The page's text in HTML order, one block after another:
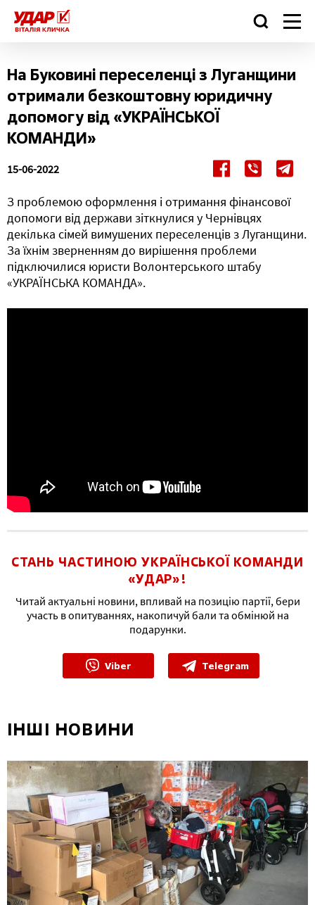
На Буковині переселенці з Луганщини
отримали безкоштовну юридичну
допомогу від «УКРАЇНСЬКОЇ
КОМАНДИ»
15-06-2022
З проблемою оформлення і отримання фінансової
допомоги від держави зіткнулися у Чернівцях
декілька сімей вимушених переселенців з Луганщини.
За їхнім зверненням до вирішення проблеми
підключилися юристи Волонтерського штабу
«УКРАЇНСЬКА КОМАНДА».
СТАНЬ ЧАСТИНОЮ УКРАЇНСЬКОЇ КОМАНДИ
«УДАР»!
Читай актуальні новини, впливай на позицію партії, бери
участь в опитуваннях, накопичуй бали та обмінюй на
подарунки.
Viber Telegram
ІНШІ НОВИНИ